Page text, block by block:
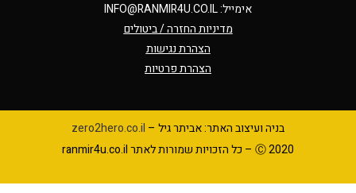
אימייל:INFO@RANMIR4U.CO.IL
מדיניות החזרה / ביטולים
הצהרת נגישות
הצהרת פרטיות
בניה ועיצוב האתר: אביתר גיל – zero2hero.co.il
Ⓒ 2020 – כל הזכויות שמורות לאתר ranmir4u.co.il